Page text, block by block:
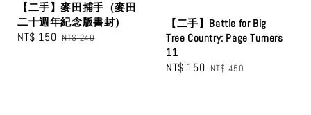
【二手】麥田捕手（麥田
二十週年紀念版書封）
Sale
NT$ 150 Regular
NT$ 240
【二手】Battle for Big
Tree Country: Page Turners
11
Sale
NT$ 150 Regular
NT$ 450